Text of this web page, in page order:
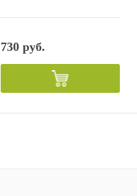
730 руб.